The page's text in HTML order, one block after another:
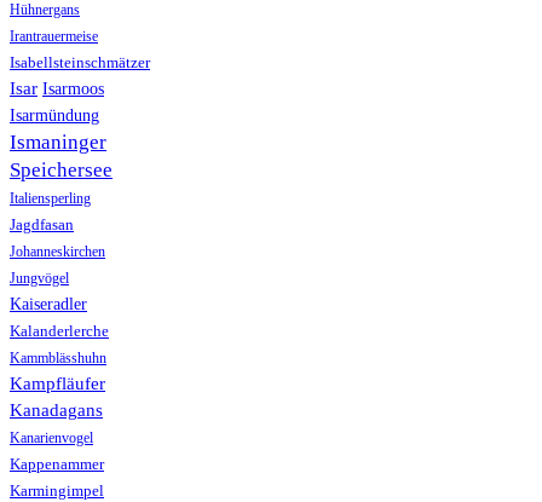
Hühnergans
Irantrauermeise
Isabellsteinschmätzer
Isar Isarmoos
Isarmündung
Ismaninger
Speichersee
Italiensperling
Jagdfasan
Johanneskirchen
Jungvögel
Kaiseradler
Kalanderlerche
Kammblässhuhn
Kampfläufer
Kanadagans
Kanarienvogel
Kappenammer
Karmingimpel